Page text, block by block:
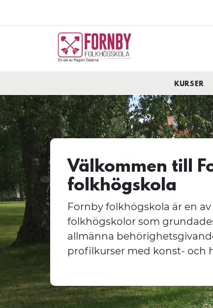
KURSER
Välkommen till
folkhögskola
Fornby folkhögskola är en av
folkhögskolor som
allmänna
profilkurser med konst- och